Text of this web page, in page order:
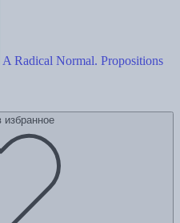
A Radical Normal. Propositions
избранное